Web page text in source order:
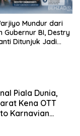
Mundur dari
Gubernur BI, Destry
Ditunjuk Jadi
Piala Dunia,
Kena OTT
Karnavian